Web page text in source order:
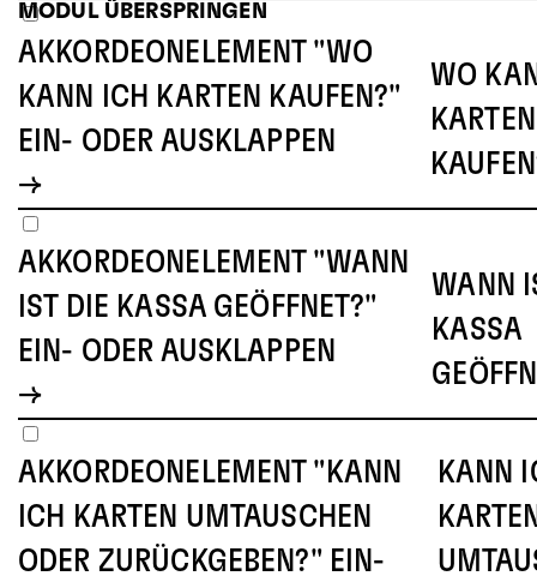
MODUL ÜBERSPRINGEN
WO
KARTEN
AKKORDEONELEMENT "WO
KANN ICH KARTEN KAUFEN?"
EIN- ODER AUSKLAPPEN
WANN
KASSA
AKKORDEONELEMENT "WANN
IST DIE KASSA GEÖFFNET?"
EIN- ODER AUSKLAPPEN
KANN
AKKORDEONELEMENT "KANN
ICH KARTEN UMTAUSCHEN
ODER ZURÜCKGEBEN?" EIN-